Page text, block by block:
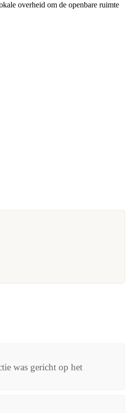
overheid om de openbare ruimte
was gericht op het